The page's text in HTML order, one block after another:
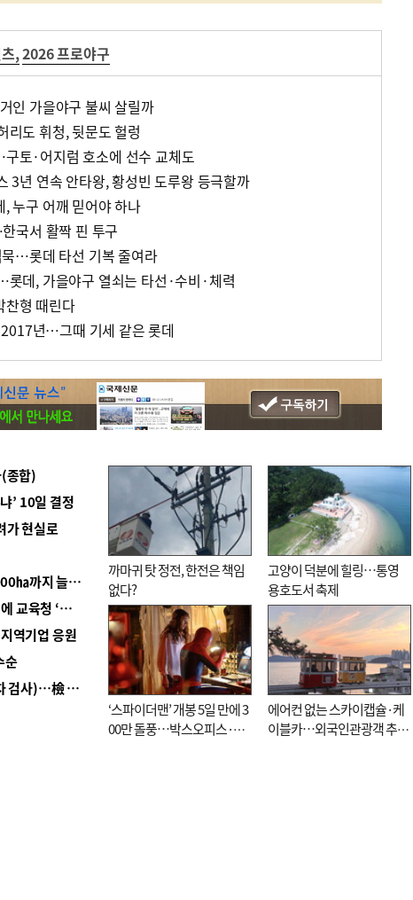
,2026 프로야구
인 가을야구 불씨 살릴까
도 휘청, 뒷문도 헐렁
토·어지럼 호소에 선수 교체도
3년 연속 안타왕, 황성빈 도루왕 등극할까
누구 어깨 믿어야 하나
국서 활짝 핀 투구
…롯데 타선 기복 줄여라
데, 가을야구 열쇠는 타선·수비·체력
형 때린다
년…그때 기세 같은 롯데
종합)
’ 10일 결정
가 현실로
■ 경남 농정 비전 ‘잘 사는 농촌’…스마트팜 1000㏊까지 늘린다
■ 교육혁신선도지 공모 코앞인데…구·군 난색에 교육청 ‘쩔쩔’
역기업 응원
순
■ 검사 신분 버리고 직급하향(10년 이하 저연차 검사)…檢 중수청행 기피
까마귀 탓 정전, 한전은 책임
없다?
고양이 덕분에 힐링…통영
용호도서 축제
‘스파이더맨’ 개봉 5일 만에 3
00만 돌풍…박스오피스·예
에어컨 없는 스카이캡슐·케
이블카…외국인관광객 추억